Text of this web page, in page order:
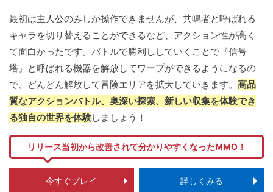
最初は主人公のみしか操作できませんが、共鳴者と呼ばれる
キャラを切り替えることができるなど、アクション性が高く
て面白かったです。バトルで勝利ししていくことで『信号
塔』と呼ばれる機器を解放してワープができるようになるの
で、どんどん解放して冒険エリアを拡大していきます。 高品
質なアクションバトル、奥深い探索、新しい収集を体験でき
る独自の世界を体験しましょう！
リリース当初から改善されて分かりやすくなったMMO！
今すぐプレイ 詳しくみる